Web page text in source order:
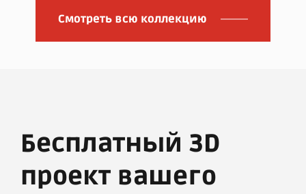
Смотреть всю коллекцию
Бесплатный 3D
проект вашего